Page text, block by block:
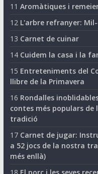
11 Aromàtiques i
12 L'arbre refranyer:
13 Carnet de cuinar
14 Cuidem la casa i la
15 Entreteniments del
llibre de la Primavera
16 Rondalles
contes més populars de
tradició
17 Carnet de jugar:
a 52 jocs de la nostra
més enllà)